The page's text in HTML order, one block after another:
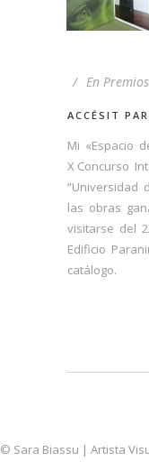
En Premios
ACCÉSIT
Mi «Espacio
X Concurso
“Universidad
las obras
visitarse del
Edificio
catálogo.
© Sara Biassu | Artista